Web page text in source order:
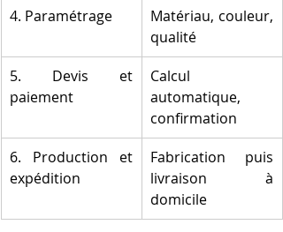
4. Paramétrage
Matériau, couleur,
qualité
5. Devis et
paiement
Calcul
automatique,
confirmation
6. Production et
expédition
Fabrication puis
livraison à
domicile